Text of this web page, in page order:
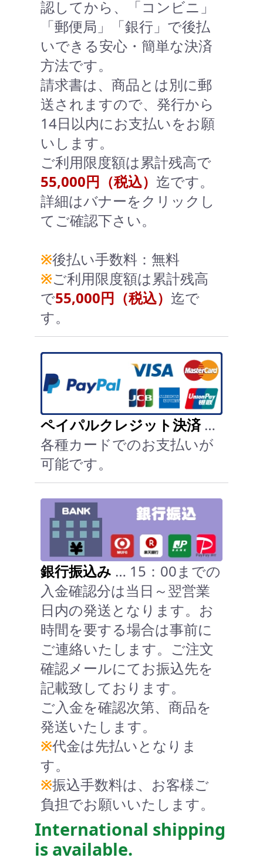
認してから、「コンビニ」
「郵便局」「銀行」で後払
いできる安心・簡単な決済
方法です。
請求書は、商品とは別に郵
送されますので、発行から
14日以内にお支払いをお願
いします。
ご利用限度額は累計残高で
55,000円（税込） 迄です。
詳細はバナーをクリックし
てご確認下さい。
※後払い手数料：無料
※ご利用限度額は累計残高
で55,000円（税込） 迄で
す。
ペイパルクレジット決済…
各種カードでのお支払いが
可能です。
銀行振込み … 15：00までの
入金確認分は当日～翌営業
日内の発送となります。お
時間を要する場合は事前に
ご連絡いたします。ご注文
確認メールにてお振込先を
記載致しております。
ご入金を確認次第、商品を
発送いたします。
※代金は先払いとなりま
す。
※振込手数料は、お客様ご
負担でお願いいたします。
International shipping
is available.